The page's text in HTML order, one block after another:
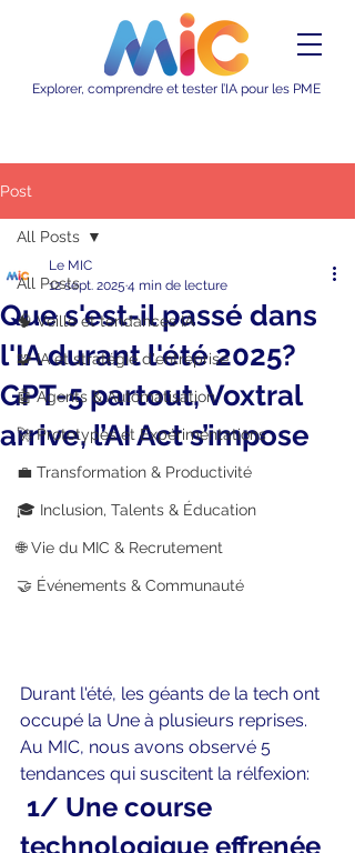
Explorer, comprendre et tester l’IA pour les PME
Post
All Posts
🧠 Veille et tendances IA
🧩 IA et stratégie d'entreprise
🤖 Agents & Automatisation
🚀 Prototypes et Expérimentations
💼 Transformation & Productivité
🎓 Inclusion, Talents & Éducation
🌐 Vie du MIC & Recrutement
🤝 Événements & Communauté
All Posts
Que s'est-il passé dans
l'IA durant l'été 2025?
GPT-5 partout, Voxtral
arrive, l’AI Act s’impose
Le MIC
12 sept. 2025 4 min de lecture
Durant l'été, les géants de la tech ont
occupé la Une à plusieurs reprises.
Au MIC, nous avons observé 5
tendances qui suscitent la rélfexion:
technologique effrenée